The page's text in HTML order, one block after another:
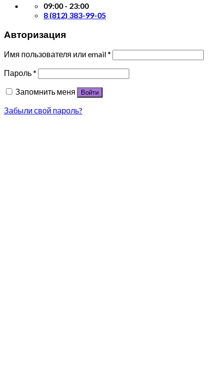
09:00 - 23:00
8 (812) 383-99-05
Авторизация
Имя пользователя или email*
Пароль*
Запомнить меня
Войти
Забыли свой пароль?